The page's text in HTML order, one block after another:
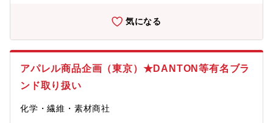
【具体的な仕事内容】＜店舗開発＞新店・リニューアル時の店舗
平面図・立体図の作成、プレゼン資料の作成・基本設計、施工業
プロモーションごとのディスプレイデザイン・什器やPOPを含め
たディスプレイの企画提案・図面・パース・見本の作成 など
ナー：10名・ビジュアルディスプレイデザイナー：3名・スーパー
気になる
アパレル商品企画（東京）★DANTON等有名ブラ
ンド取り扱い
化学・繊維・素材商社